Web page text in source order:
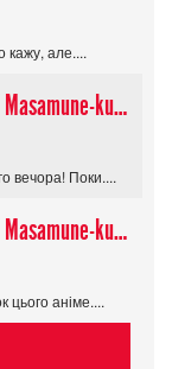
кажу, але....
Помста Масамуне 2 / Masamune-kun no Revenge R
вечора! Поки....
Помста Масамуне 2 / Masamune-kun no Revenge R
цього аніме....